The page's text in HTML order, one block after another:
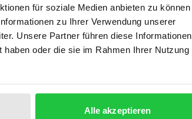
für soziale Medien anbieten zu können
zu Ihrer Verwendung unserer
Unsere Partner führen diese Informationen
oder die sie im Rahmen Ihrer Nutzung
Alle akzeptieren